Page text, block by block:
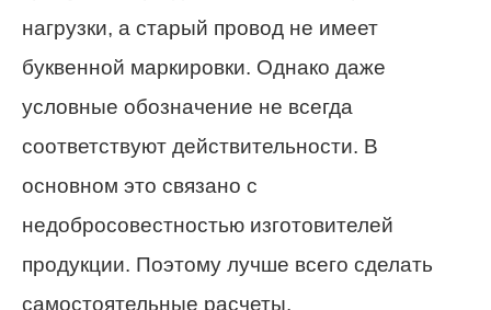
нагрузки, а старый провод не имеет
буквенной маркировки. Однако даже
условные обозначение не всегда
соответствуют действительности. В
основном это связано с
недобросовестностью изготовителей
продукции. Поэтому лучше всего сделать
самостоятельные расчеты.